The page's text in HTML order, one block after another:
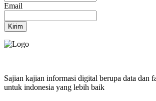
Email
Kirim
Sajian kajian informasi digital berupa data dan
untuk indonesia yang lebih baik